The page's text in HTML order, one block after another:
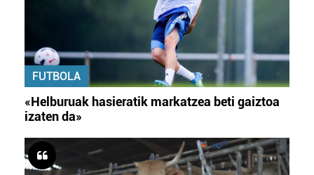
FUTBOLA
«Helburuak hasieratik markatzea beti gaiztoa
izaten da»